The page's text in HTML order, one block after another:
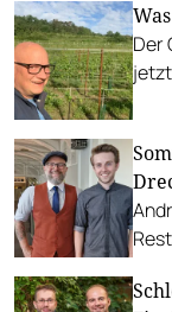
den
Der
des